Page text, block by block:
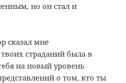
но он стал и
сказал мне
страданий была в
на новый уровень
о том, кто ты